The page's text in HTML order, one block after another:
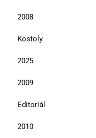
2008
Kostoly
2025
2009
Editoriál
2010